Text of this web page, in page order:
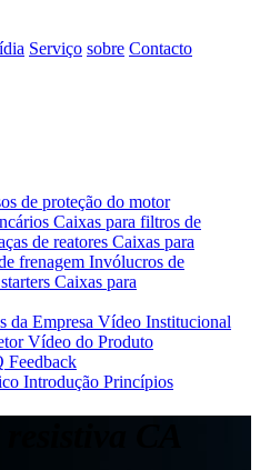
Serviço sobre Contacto
de proteção do motor
Caixas para filtros de
de reatores Caixas para
frenagem Invólucros de
Caixas para
da Empresa Vídeo Institucional
Vídeo do Produto
Feedback
Introdução Princípios